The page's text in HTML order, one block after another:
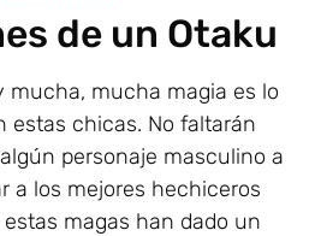
de un Otaku
mucha, mucha magia es lo
estas chicas. No faltarán
personaje masculino a
a los mejores hechiceros
magas han dado un